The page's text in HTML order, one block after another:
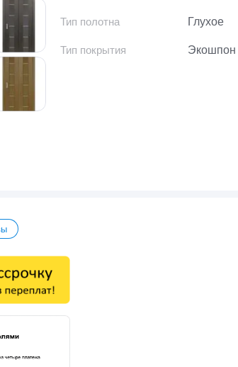
Тип полотна Глухое
Тип покрытия Экошпон